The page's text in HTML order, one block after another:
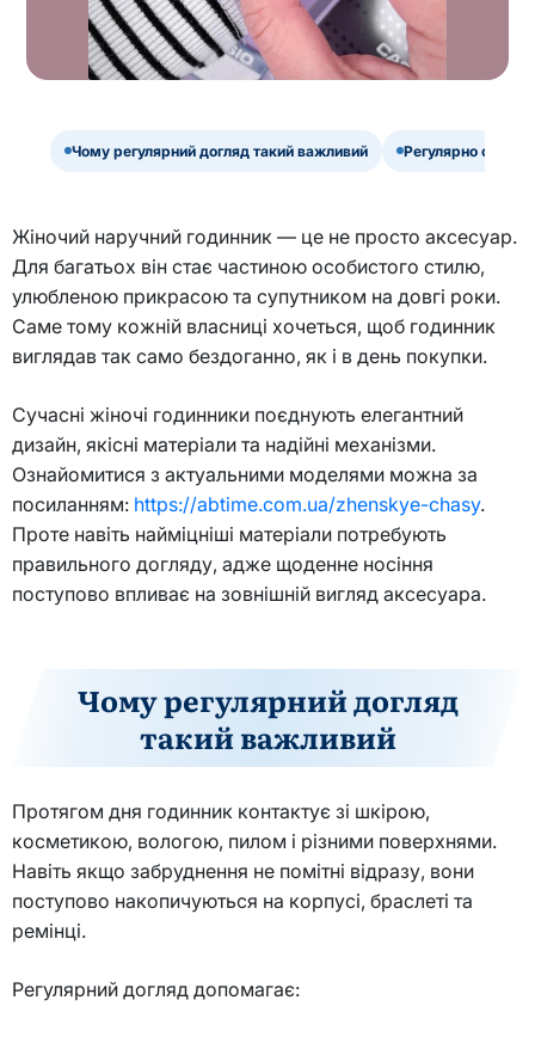
Чому регулярний догляд такий важливий Регулярно
Жіночий наручний годинник — це не просто аксесуар.
Для багатьох він стає частиною особистого стилю,
улюбленою прикрасою та супутником на довгі роки.
Саме тому кожній власниці хочеться, щоб годинник
виглядав так само бездоганно, як і в день покупки.
Сучасні жіночі годинники поєднують елегантний
дизайн, якісні матеріали та надійні механізми.
Ознайомитися з актуальними моделями можна за
посиланням: https://abtime.com.ua/zhenskye-chasy.
Проте навіть найміцніші матеріали потребують
правильного догляду, адже щоденне носіння
поступово впливає на зовнішній вигляд аксесуара.
Чому регулярний догляд
такий важливий
Протягом дня годинник контактує зі шкірою,
косметикою, вологою, пилом і різними поверхнями.
Навіть якщо забруднення не помітні відразу, вони
поступово накопичуються на корпусі, браслеті та
ремінці.
Регулярний догляд допомагає: